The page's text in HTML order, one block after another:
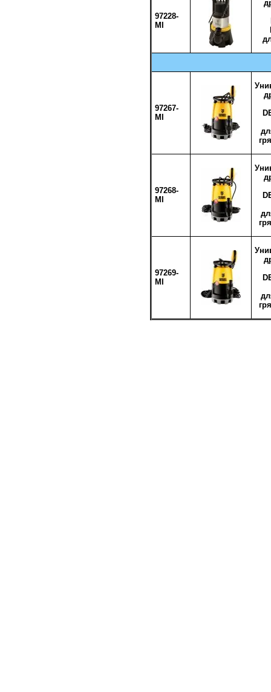
97228-
MI
97267-
MI
97268-
MI
97269-
MI